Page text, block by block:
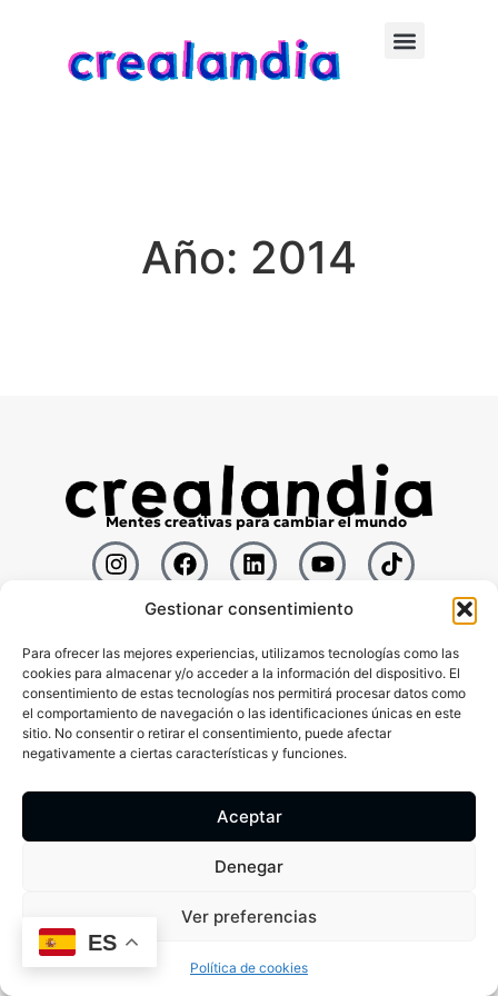
Gestionar consentimiento
Para ofrecer las mejores experiencias, utilizamos tecnologías como las
cookies para almacenar y/o acceder a la información del dispositivo. El
consentimiento de estas tecnologías nos permitirá procesar datos como
el comportamiento de navegación o las identificaciones únicas en este
sitio. No consentir o retirar el consentimiento, puede afectar
negativamente a ciertas características y funciones.
Aceptar
Denegar
Ver preferencias
Política de cookies
Año: 2014
Mentes creativas para cambiar el mundo
Museo
Blog
Actividades
Filosofia
Designed with
ES